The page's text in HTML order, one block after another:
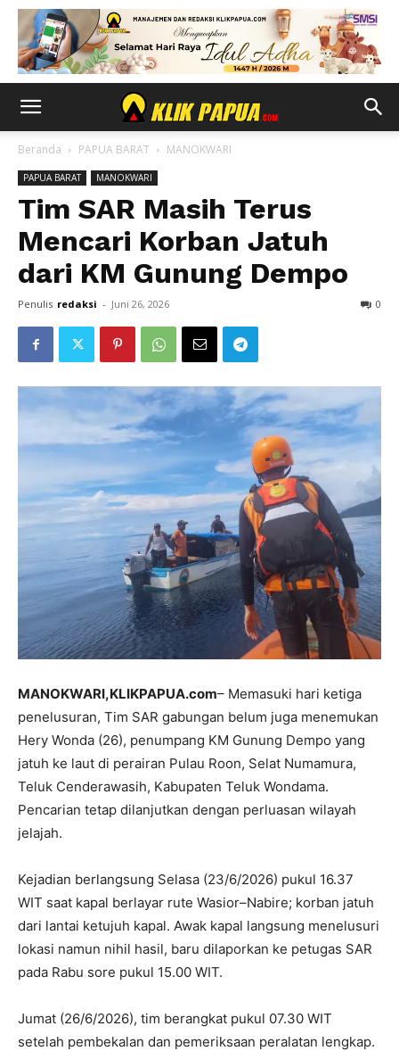
Beranda PAPUA BARAT MANOKWARI
PAPUA BARAT MANOKWARI
Tim SAR Masih Terus
Mencari Korban Jatuh
dari KM Gunung Dempo
Penulis redaksi - Juni 26, 2026 0
MANOKWARI,KLIKPAPUA.com– Memasuki hari ketiga
penelusuran, Tim SAR gabungan belum juga menemukan
Hery Wonda (26), penumpang KM Gunung Dempo yang
jatuh ke laut di perairan Pulau Roon, Selat Numamura,
Teluk Cenderawasih, Kabupaten Teluk Wondama.
Pencarian tetap dilanjutkan dengan perluasan wilayah
jelajah.
Kejadian berlangsung Selasa (23/6/2026) pukul 16.37
WIT saat kapal berlayar rute Wasior–Nabire; korban jatuh
dari lantai ketujuh kapal. Awak kapal langsung menelusuri
lokasi namun nihil hasil, baru dilaporkan ke petugas SAR
pada Rabu sore pukul 15.00 WIT.
Jumat (26/6/2026), tim berangkat pukul 07.30 WIT
setelah pembekalan dan pemeriksaan peralatan lengkap.